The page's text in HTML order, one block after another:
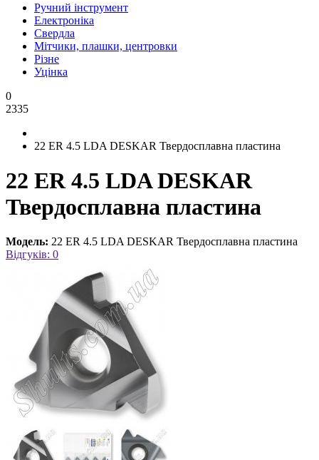
Ручний інструмент
Електроніка
Свердла
Мітчики, плашки, центровки
Різне
Уцінка
0
2335
22 ER 4.5 LDA DESKAR Твердосплавна пластина
22 ER 4.5 LDA DESKAR
Твердосплавна пластина
Модель: 22 ER 4.5 LDA DESKAR Твердосплавна пластина
Відгуків: 0